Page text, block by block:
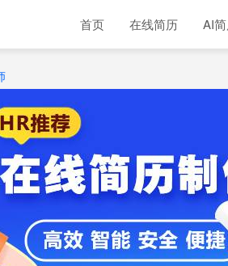
首页 在线简历 AI